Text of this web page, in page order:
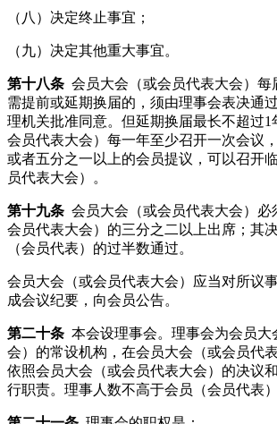
（八）决定终止事宜；
（九）决定其他重大事宜。
第十八条 会员大会（或会员代表大会）每
需提前或延期换届的，须由理事会表决通
理机关批准同意。但延期换届最长不超过1
会员代表大会）每一年至少召开一次会议
或者五分之一以上的会员提议，可以召开
员代表大会）。
第十九条 会员大会（或会员代表大会）必
会员代表大会）的三分之二以上出席；其
（会员代表）的过半数通过。
会员大会（或会员代表大会）应当对所议
成会议纪要，向会员公告。
第二十条 本会设理事会。理事会为会员大
会）的常设机构，在会员大会（或会员代
依照会员大会（或会员代表大会）的决议
行职责。理事人数不高于会员（会员代表